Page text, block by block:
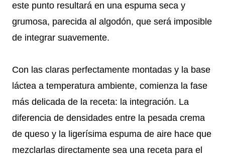
este punto resultará en una espuma seca y
grumosa, parecida al algodón, que será imposible
de integrar suavemente.
Con las claras perfectamente montadas y la base
láctea a temperatura ambiente, comienza la fase
más delicada de la receta: la integración. La
diferencia de densidades entre la pesada crema
de queso y la ligerísima espuma de aire hace que
mezclarlas directamente sea una receta para el